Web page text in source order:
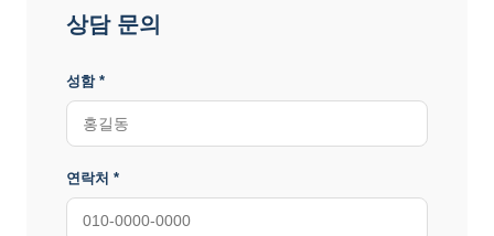
상담 문의
성함 *
연락처 *